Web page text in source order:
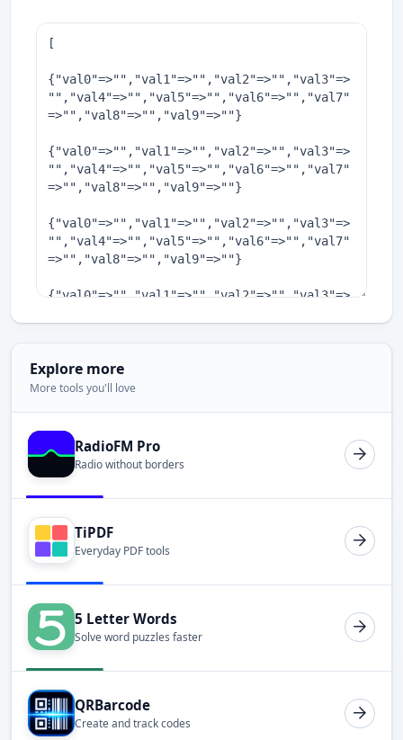
Explore more
More tools you'll love
RadioFM Pro
Radio without borders
TiPDF
Everyday PDF tools
5 Letter Words
Solve word puzzles faster
QRBarcode
Create and track codes